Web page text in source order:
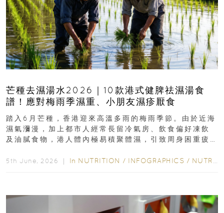
芒種去濕湯水2026｜10款港式健脾祛濕湯食
譜！應對梅雨季濕重、小朋友濕疹厭食
踏入6月芒種，香港迎來高溫多雨的梅雨季節。由於近海
濕氣瀰漫，加上都市人經常長留冷氣房、飲食偏好凍飲
及油膩食物，港人體內極易積聚體濕，引致周身困重疲
狀...
5th June, 2026 ｜ In NUTRITION / INFOGRAPHICS / NUTRITION